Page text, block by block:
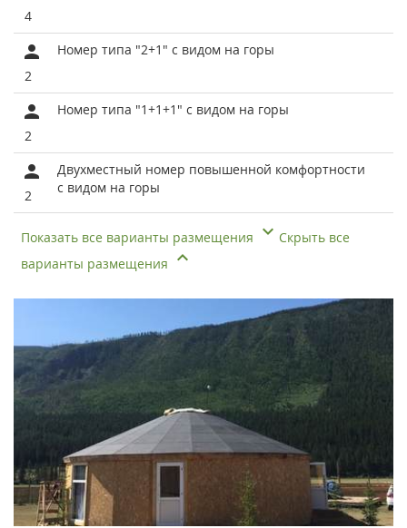
4
2
Номер типа "2+1" с видом на горы
2
Номер типа "1+1+1" с видом на горы
2
Двухместный номер повышенной комфортности
с видом на горы
Показать все варианты размещения
Скрыть все
варианты размещения